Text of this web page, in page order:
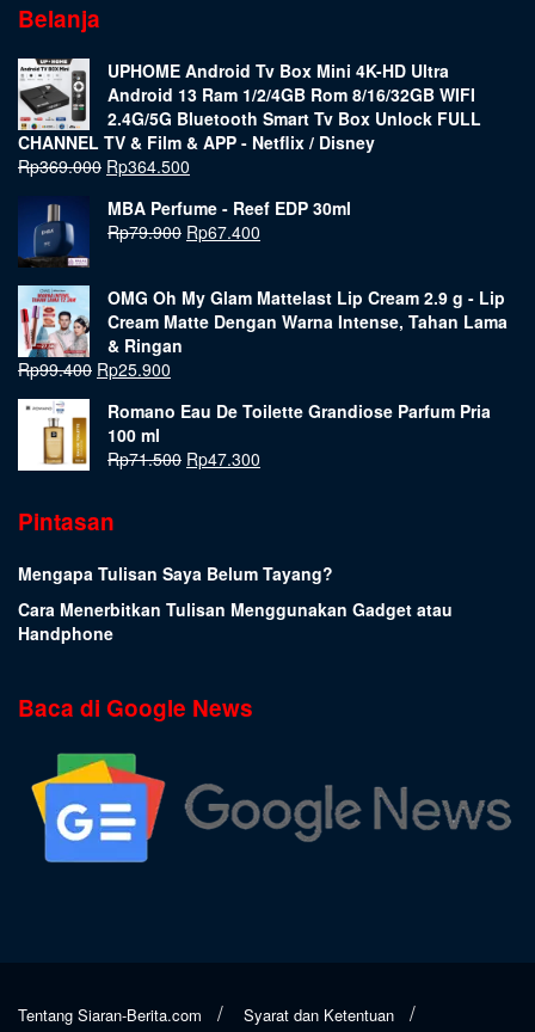
Belanja
UPHOME Android Tv Box Mini 4K-HD Ultra
Android 13 Ram 1/2/4GB Rom 8/16/32GB WIFI
2.4G/5G Bluetooth Smart Tv Box Unlock FULL
CHANNEL TV & Film & APP - Netflix / Disney
Rp369.000 Rp364.500
MBA Perfume - Reef EDP 30ml
Rp79.900 Rp67.400
OMG Oh My Glam Mattelast Lip Cream 2.9 g - Lip
Cream Matte Dengan Warna Intense, Tahan Lama
& Ringan
Rp99.400 Rp25.900
Romano Eau De Toilette Grandiose Parfum Pria
100 ml
Rp71.500 Rp47.300
Pintasan
Mengapa Tulisan Saya Belum Tayang?
Cara Menerbitkan Tulisan Menggunakan Gadget atau
Handphone
Baca di Google News
Tentang Siaran-Berita.com Syarat dan Ketentuan